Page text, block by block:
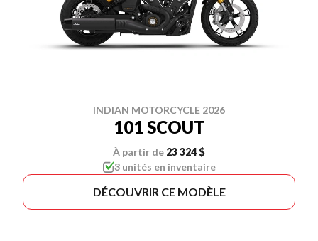
INDIAN MOTORCYCLE 2026
101 SCOUT
À partir de 23 324 $
3 unités en inventaire
DÉCOUVRIR CE MODÈLE